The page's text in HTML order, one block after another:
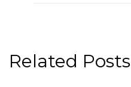
Related Posts